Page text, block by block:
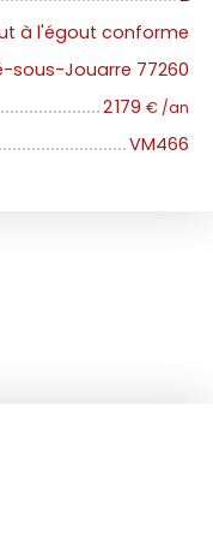
à l'égout conforme
sous-Jouarre 77260
2 179 € /an
VM466